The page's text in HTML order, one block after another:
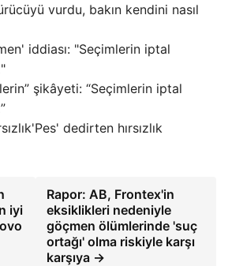
vurdu, bakın kendini nasıl
şikâyeti: “Seçimlerin iptal
'Pes' dedirten hırsızlık
iyi
Rapor: AB, Frontex'in
eksiklikleri nedeniyle
göçmen ölümlerinde 'suç
ortağı' olma riskiyle karşı
karşıya →